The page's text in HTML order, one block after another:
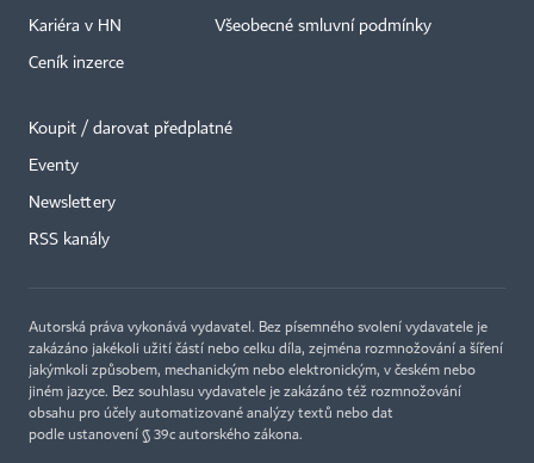
Kariéra v HN
Ceník inzerce
Všeobecné smluvní podmínky
Koupit / darovat předplatné
Eventy
Newslettery
RSS kanály
Autorská práva vykonává vydavatel. Bez písemného svolení vydavatele je
zakázáno jakékoli užití částí nebo celku díla, zejména rozmnožování a šíření
jakýmkoli způsobem, mechanickým nebo elektronickým, v českém nebo
jiném jazyce. Bez souhlasu vydavatele je zakázáno též rozmnožování
obsahu pro účely automatizované analýzy textů nebo dat
podle ustanovení § 39c autorského zákona.